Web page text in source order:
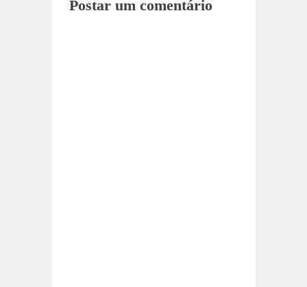
Postar um comentário